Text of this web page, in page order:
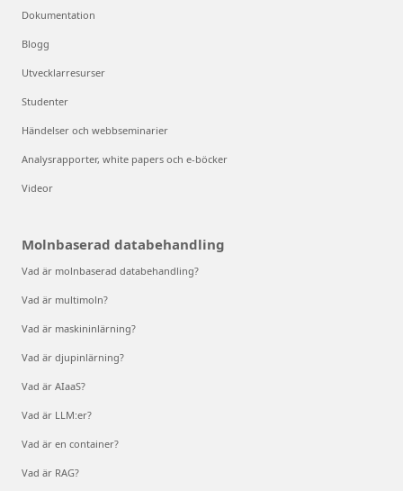
Dokumentation
Blogg
Utvecklarresurser
Studenter
Händelser och webbseminarier
Analysrapporter, white papers och e-böcker
Videor
Molnbaserad databehandling
Vad är molnbaserad databehandling?
Vad är multimoln?
Vad är maskininlärning?
Vad är djupinlärning?
Vad är AIaaS?
Vad är LLM:er?
Vad är en container?
Vad är RAG?